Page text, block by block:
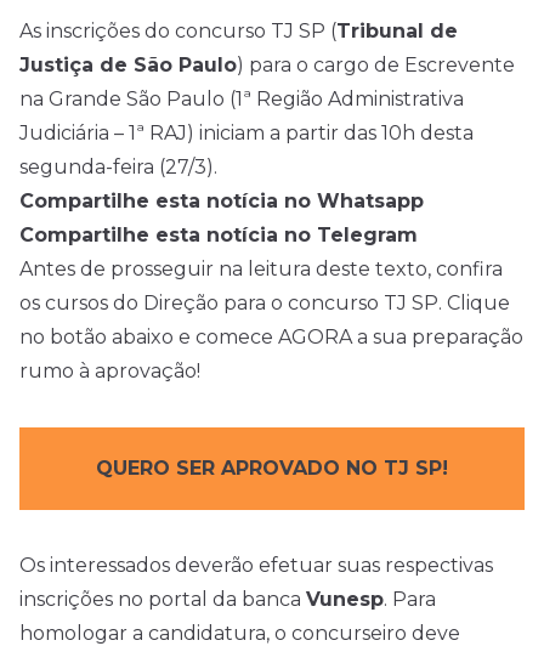
As inscrições do concurso TJ SP (Tribunal de
Justiça de São Paulo) para o cargo de Escrevente
na Grande São Paulo (1ª Região Administrativa
Judiciária – 1ª RAJ) iniciam a partir das 10h desta
segunda-feira (27/3).
Compartilhe esta notícia no Whatsapp
Compartilhe esta notícia no Telegram
Antes de prosseguir na leitura deste texto, confira
os cursos do Direção para o concurso TJ SP. Clique
no botão abaixo e comece AGORA a sua preparação
rumo à aprovação!
QUERO SER APROVADO NO TJ SP!
Os interessados deverão efetuar suas respectivas
inscrições no portal da banca Vunesp. Para
homologar a candidatura, o concurseiro deve